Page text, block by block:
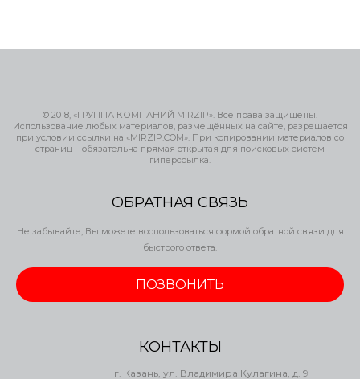
© 2018, «ГРУППА КОМПАНИЙ MIRZIP». Все права защищены.
Использование любых материалов, размещённых на сайте, разрешается
при условии ссылки на «MIRZIP.COM». При копировании материалов со
страниц – обязательна прямая открытая для поисковых систем
гиперссылка.
ОБРАТНАЯ СВЯЗЬ
Не забывайте, Вы можете воспользоваться формой обратной связи для
быстрого ответа.
ПОЗВОНИТЬ
КОНТАКТЫ
г. Казань, ул. Владимира Кулагина, д. 9